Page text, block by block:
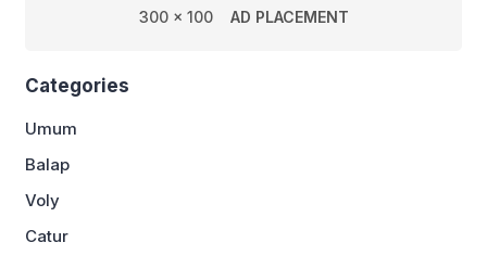
300 x 100 AD PLACEMENT
Categories
Umum
Balap
Voly
Catur